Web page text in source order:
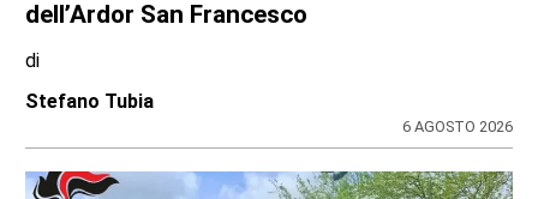
dell’Ardor San Francesco
di
Stefano Tubia
6 AGOSTO 2026